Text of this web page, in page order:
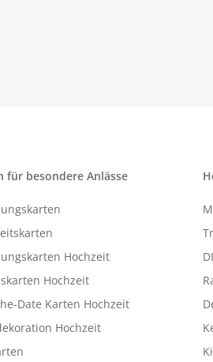
für besondere Anlässe
Hochzeit
Hochzeit
Date Karten Hochzeit
Hochzeit